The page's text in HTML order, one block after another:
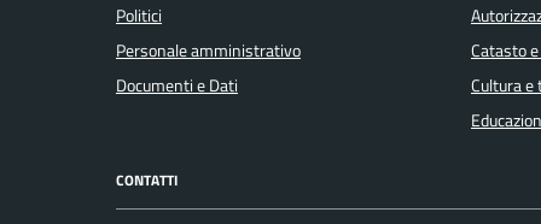
Politici
Personale amministrativo
Documenti e Dati
Catasto
Cultura e
CONTATTI